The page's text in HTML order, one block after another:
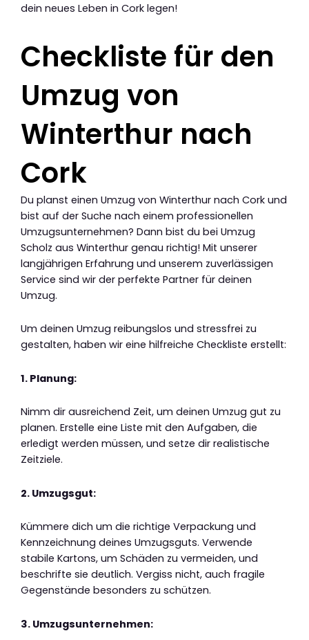
dein neues Leben in Cork legen!
Checkliste für den
Umzug von
Winterthur nach
Cork
Du planst einen Umzug von Winterthur nach Cork und
bist auf der Suche nach einem professionellen
Umzugsunternehmen? Dann bist du bei Umzug
Scholz aus Winterthur genau richtig! Mit unserer
langjährigen Erfahrung und unserem zuverlässigen
Service sind wir der perfekte Partner für deinen
Umzug.
Um deinen Umzug reibungslos und stressfrei zu
gestalten, haben wir eine hilfreiche Checkliste erstellt:
1. Planung:
Nimm dir ausreichend Zeit, um deinen Umzug gut zu
planen. Erstelle eine Liste mit den Aufgaben, die
erledigt werden müssen, und setze dir realistische
Zeitziele.
2. Umzugsgut:
Kümmere dich um die richtige Verpackung und
Kennzeichnung deines Umzugsguts. Verwende
stabile Kartons, um Schäden zu vermeiden, und
beschrifte sie deutlich. Vergiss nicht, auch fragile
Gegenstände besonders zu schützen.
3. Umzugsunternehmen: